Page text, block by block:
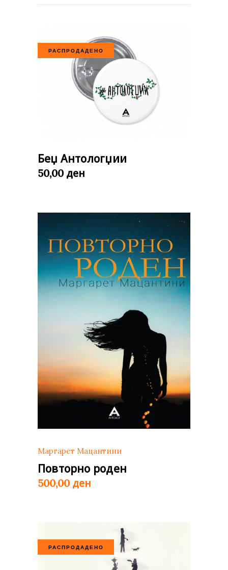
РАСПРОДАДЕНО
Беџ Антологџии
50,00 ден
Маргарет Мацантини
Повторно роден
500,00 ден
РАСПРОДАДЕНО